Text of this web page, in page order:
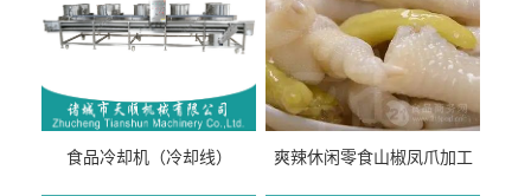
食品冷却机（冷却线）
爽辣休闲零食山椒凤爪加工